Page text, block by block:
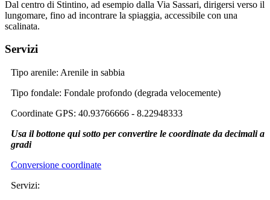
Dal centro di Stintino, ad esempio dalla Via Sassari, dirigersi verso il
lungomare, fino ad incontrare la spiaggia, accessibile con una
scalinata.
Servizi
Tipo arenile: Arenile in sabbia
Tipo fondale: Fondale profondo (degrada velocemente)
Coordinate GPS: 40.93766666 - 8.22948333
Usa il bottone qui sotto per convertire le coordinate da decimali a
gradi
Conversione coordinate
Servizi: